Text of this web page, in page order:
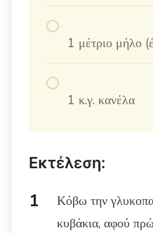
1 μέτριο μήλο
1 κ.γ. κανέλα
Εκτέλεση:
Κόβω την
κυβάκια, αφού